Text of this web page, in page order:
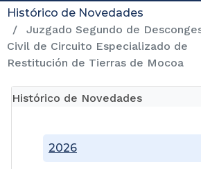
Histórico de Novedades
Juzgado Segundo de
Civil de Circuito Especializado de
Restitución de Tierras de Mocoa
Histórico de Novedades
2026